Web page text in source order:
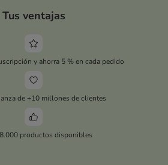
Tus ventajas
y ahorra 5 % en cada pedido
de +10 millones de clientes
productos disponibles